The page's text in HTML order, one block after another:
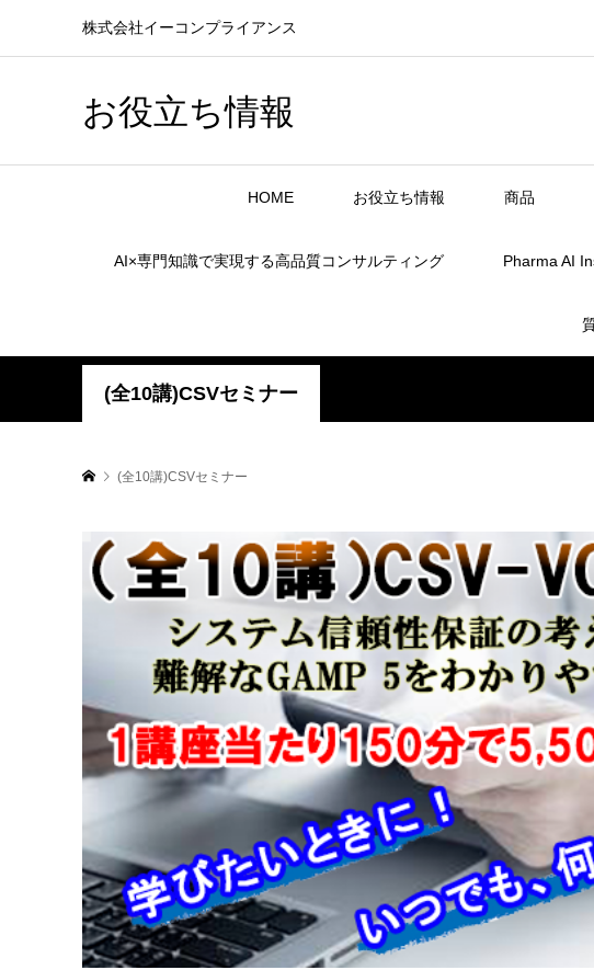
株式会社イーコンプライアンス
お役立ち情報
HOME お役立ち情報 商品
AI×専門知識で実現する高品質コンサルティング Pharma AI
(全10講)CSVセミナー
(全10講)CSVセミナー